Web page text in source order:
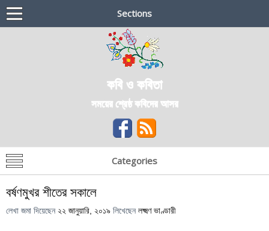
Sections
কবি ও কবিতা
সময়ের শ্রেষ্ঠ কবিদের আসর
Categories
বর্ষণমুখর শীতের সকালে
লেখা জমা দিয়েছেন ২২ জানুয়ারি, ২০১৯ লিখেছেন লক্ষ্মণ ভাণ্ডারী